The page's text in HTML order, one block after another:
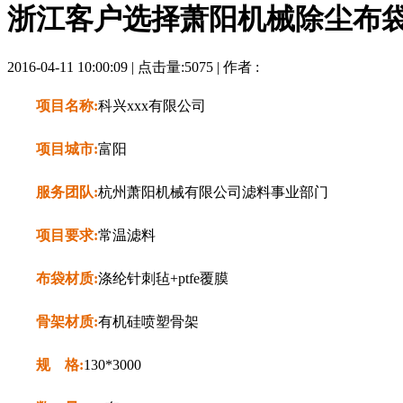
浙江客户选择萧阳机械除尘布
2016-04-11 10:00:09 | 点击量:5075 | 作者 :
项目名称:科兴xxx有限公司
项目城市:富阳
服务团队:杭州萧阳机械有限公司滤料事业部门
项目要求:常温滤料
布袋材质:涤纶针刺毡+ptfe覆膜
骨架材质:有机硅喷塑骨架
规 格:130*3000